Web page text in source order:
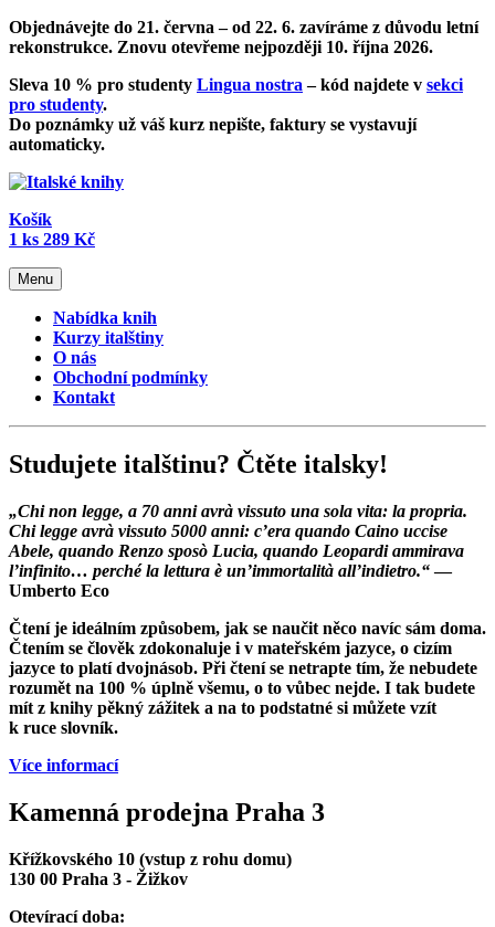
Objednávejte do 21. června – od 22. 6. zavíráme z důvodu letní
rekonstrukce. Znovu otevřeme nejpozději 10. října 2026.
Sleva 10 % pro studenty Lingua nostra – kód najdete v sekci
pro studenty.
Do poznámky už váš kurz nepište, faktury se vystavují
automaticky.
Košík
1 ks 289 Kč
Menu
Nabídka knih
Kurzy italštiny
O nás
Obchodní podmínky
Kontakt
Studujete italštinu? Čtěte italsky!
„Chi non legge, a 70 anni avrà vissuto una sola vita: la propria.
Chi legge avrà vissuto 5000 anni: c’era quando Caino uccise
Abele, quando Renzo sposò Lucia, quando Leopardi ammirava
l’infinito… perché la lettura è un’immortalità all’indietro.“—
Umberto Eco
Čtení je ideálním způsobem, jak se naučit něco navíc sám doma.
Čtením se člověk zdokonaluje i v mateřském jazyce, o cizím
jazyce to platí dvojnásob. Při čtení se netrapte tím, že nebudete
rozumět na 100 % úplně všemu, o to vůbec nejde. I tak budete
mít z knihy pěkný zážitek a na to podstatné si můžete vzít
k ruce slovník.
Více informací
Kamenná prodejna Praha 3
Křížkovského 10 (vstup z rohu domu)
130 00 Praha 3 - Žižkov
Otevírací doba: